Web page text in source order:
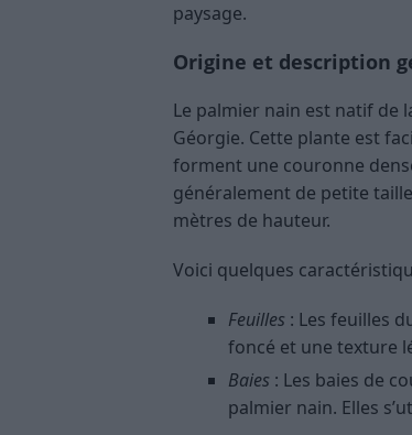
paysage.
Origine et description
Le palmier nain est natif de
Géorgie. Cette plante est
forment une couronne
généralement de petite
mètres de hauteur.
Voici quelques
Feuilles : Les feuilles
foncé et une texture
Baies : Les baies de
palmier nain. Elles